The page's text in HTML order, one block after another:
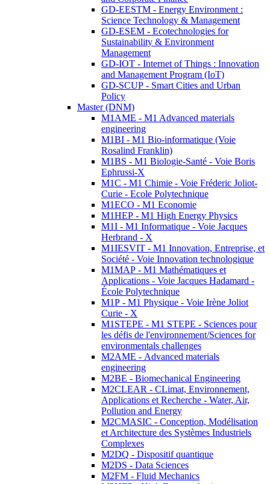
GD-EESTM - Energy Environment :
Science Technology & Management
GD-ESEM - Ecotechnologies for
Sustainability & Environment
Management
GD-IOT - Internet of Things : Innovation
and Management Program (IoT)
GD-SCUP - Smart Cities and Urban
Policy
Master (DNM)
M1AME - M1 Advanced materials
engineering
M1BI - M1 Bio-informatique (Voie
Rosalind Franklin)
M1BS - M1 Biologie-Santé - Voie Boris
Ephrussi-X
M1C - M1 Chimie - Voie Fréderic Joliot-
Curie - Ecole Polytechnique
M1ECO - M1 Economie
M1HEP - M1 High Energy Physics
M1I - M1 Informatique - Voie Jacques
Herbrand - X
M1IESVIT - M1 Innovation, Entreprise, et
Société - Voie Innovation technologique
M1MAP - M1 Mathématiques et
Applications - Voie Jacques Hadamard -
École Polytechnique
M1P - M1 Physique - Voie Irène Joliot
Curie - X
M1STEPE - M1 STEPE - Sciences pour
les défis de l'environnement/Sciences for
environmentals challenges
M2AME - Advanced materials
engineering
M2BE - Biomechanical Engineering
M2CLEAR - CLimat, Environnement,
Applications et Recherche - Water, Air,
Pollution and Energy
M2CMASIC - Conception, Modélisation
et Architecture des Systèmes Industriels
Complexes
M2DQ - Dispositif quantique
M2DS - Data Sciences
M2FM - Fluid Mechanics